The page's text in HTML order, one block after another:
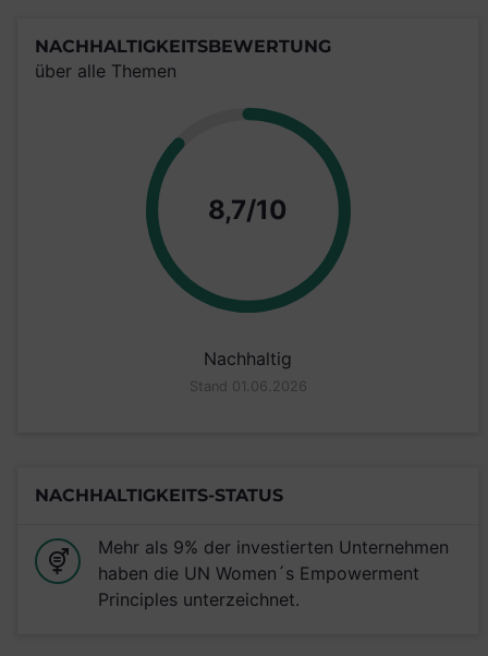
NACHHALTIGKEITSBEWERTUNG
über alle Themen
8,7/10 Punkte
Nachhaltig
Stand 01.06.2026
NACHHALTIGKEITS-STATUS
Mehr als 9% der investierten Unternehmen
haben die UN Women´s Empowerment
Principles unterzeichnet.